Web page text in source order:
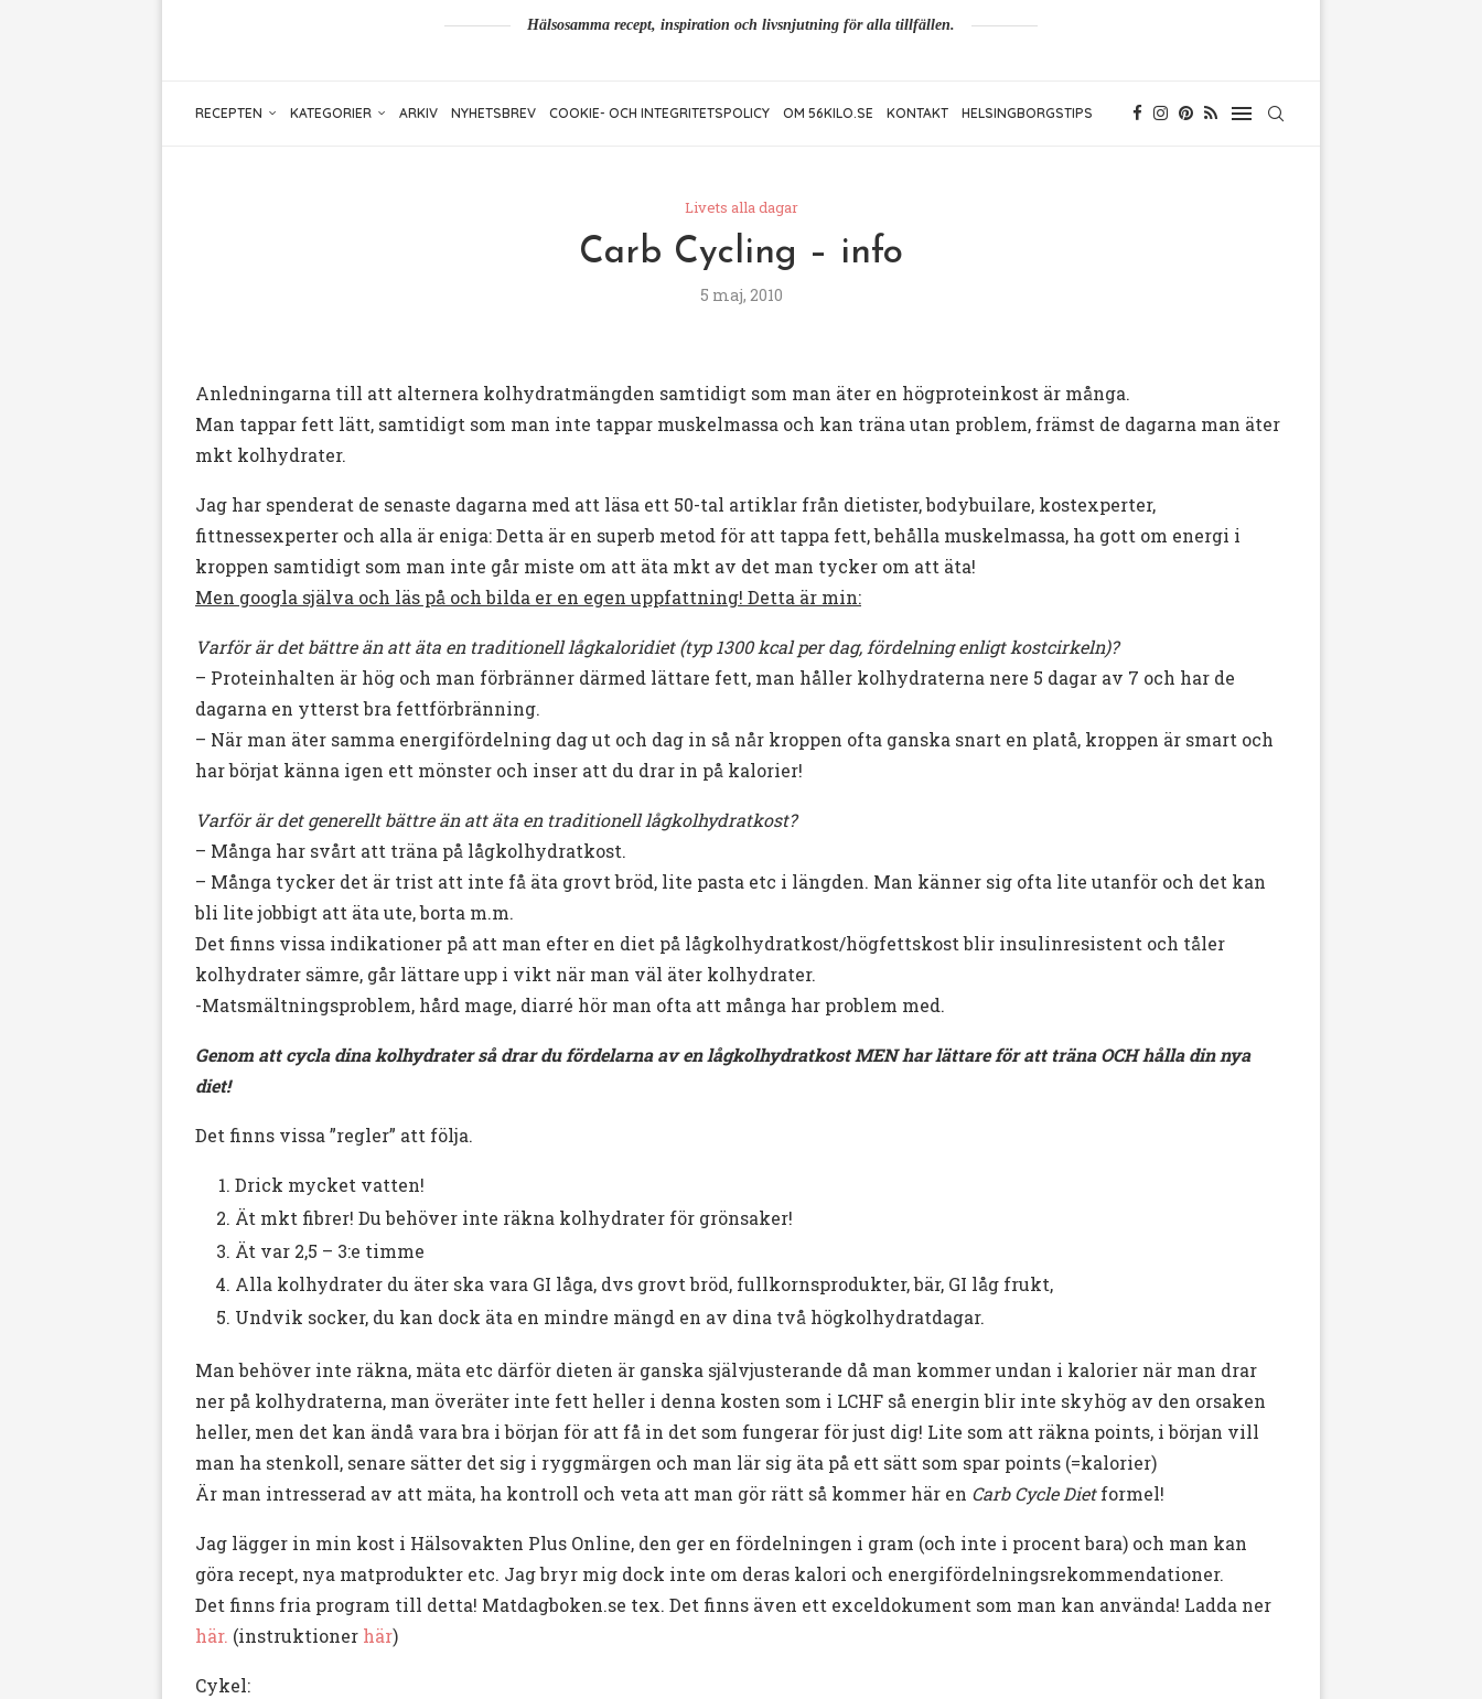
Hälsosamma recept, inspiration och livsnjutning för alla tillfällen.
RECEPTEN KATEGORIER ARKIV NYHETSBREV COOKIE- OCH INTEGRITETSPOLICY OM 56KILO.SE KONTAKT HELSINGBORGSTIPS
Livets alla dagar
Carb Cycling – info
5 maj, 2010
Anledningarna till att alternera kolhydratmängden samtidigt som man äter en högproteinkost är många.
Man tappar fett lätt, samtidigt som man inte tappar muskelmassa och kan träna utan problem, främst de dagarna man äter
mkt kolhydrater.
Jag har spenderat de senaste dagarna med att läsa ett 50-tal artiklar från dietister, bodybuilare, kostexperter,
fittnessexperter och alla är eniga: Detta är en superb metod för att tappa fett, behålla muskelmassa, ha gott om energi i
kroppen samtidigt som man inte går miste om att äta mkt av det man tycker om att äta!
Men googla själva och läs på och bilda er en egen uppfattning! Detta är min:
Varför är det bättre än att äta en traditionell lågkaloridiet (typ 1300 kcal per dag, fördelning enligt kostcirkeln)?
– Proteinhalten är hög och man förbränner därmed lättare fett, man håller kolhydraterna nere 5 dagar av 7 och har de
dagarna en ytterst bra fettförbränning.
– När man äter samma energifördelning dag ut och dag in så når kroppen ofta ganska snart en platå, kroppen är smart och
har börjat känna igen ett mönster och inser att du drar in på kalorier!
Varför är det generellt bättre än att äta en traditionell lågkolhydratkost?
– Många har svårt att träna på lågkolhydratkost.
– Många tycker det är trist att inte få äta grovt bröd, lite pasta etc i längden. Man känner sig ofta lite utanför och det kan
bli lite jobbigt att äta ute, borta m.m.
Det finns vissa indikationer på att man efter en diet på lågkolhydratkost/högfettskost blir insulinresistent och tåler
kolhydrater sämre, går lättare upp i vikt när man väl äter kolhydrater.
-Matsmältningsproblem, hård mage, diarré hör man ofta att många har problem med.
Genom att cycla dina kolhydrater så drar du fördelarna av en lågkolhydratkost MEN har lättare för att träna OCH hålla din nya
diet!
Det finns vissa ”regler” att följa.
Drick mycket vatten!
Ät mkt fibrer! Du behöver inte räkna kolhydrater för grönsaker!
Ät var 2,5 – 3:e timme
Alla kolhydrater du äter ska vara GI låga, dvs grovt bröd, fullkornsprodukter, bär, GI låg frukt,
Undvik socker, du kan dock äta en mindre mängd en av dina två högkolhydratdagar.
Man behöver inte räkna, mäta etc därför dieten är ganska självjusterande då man kommer undan i kalorier när man drar
ner på kolhydraterna, man överäter inte fett heller i denna kosten som i LCHF så energin blir inte skyhög av den orsaken
heller, men det kan ändå vara bra i början för att få in det som fungerar för just dig! Lite som att räkna points, i början vill
man ha stenkoll, senare sätter det sig i ryggmärgen och man lär sig äta på ett sätt som spar points (=kalorier)
Är man intresserad av att mäta, ha kontroll och veta att man gör rätt så kommer här en Carb Cycle Dietformel!
Jag lägger in min kost i Hälsovakten Plus Online, den ger en fördelningen i gram (och inte i procent bara) och man kan
göra recept, nya matprodukter etc. Jag bryr mig dock inte om deras kalori och energifördelningsrekommendationer.
Det finns fria program till detta! Matdagboken.se tex. Det finns även ett exceldokument som man kan använda! Ladda ner
här. (instruktioner här)
Cykel: